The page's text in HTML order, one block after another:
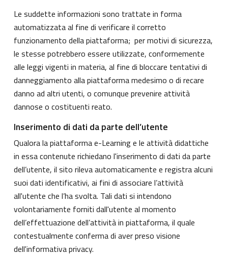
Le suddette informazioni sono trattate in forma
automatizzata al fine di verificare il corretto
funzionamento della piattaforma; per motivi di sicurezza,
le stesse potrebbero essere utilizzate, conformemente
alle leggi vigenti in materia, al fine di bloccare tentativi di
danneggiamento alla piattaforma medesimo o di recare
danno ad altri utenti, o comunque prevenire attività
dannose o costituenti reato.
Inserimento di dati da parte dell’utente
Qualora la piattaforma e-Learning e le attività didattiche
in essa contenute richiedano l'inserimento di dati da parte
dell’utente, il sito rileva automaticamente e registra alcuni
suoi dati identificativi, ai fini di associare l’attività
all'utente che l’ha svolta. Tali dati si intendono
volontariamente forniti dall'utente al momento
dell’effettuazione dell’attività in piattaforma, il quale
contestualmente conferma di aver preso visione
dell'informativa privacy.